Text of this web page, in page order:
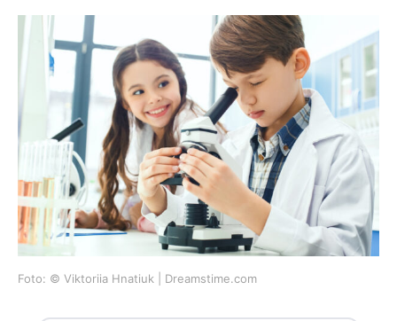
Foto: © Viktoriia Hnatiuk | Dreamstime.com